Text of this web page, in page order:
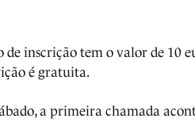
de inscrição tem o valor de 10
é gratuita.
a primeira chamada